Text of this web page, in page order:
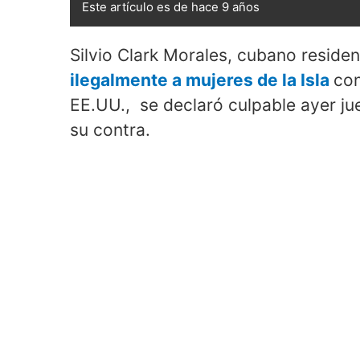
Este artículo es de hace 9 años
Silvio Clark Morales, cubano
ilegalmente a mujeres de la Isla
EE.UU., se declaró culpable ayer
su contra.